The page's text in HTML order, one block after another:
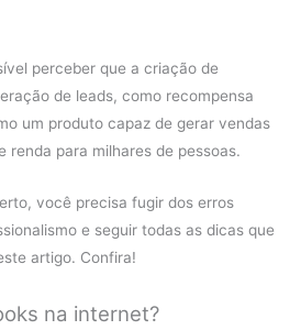
perceber que a criação de
de leads, como recompensa
um produto capaz de gerar vendas
renda para milhares de pessoas.
você precisa fugir dos erros
e seguir todas as dicas que
artigo. Confira!
na internet?